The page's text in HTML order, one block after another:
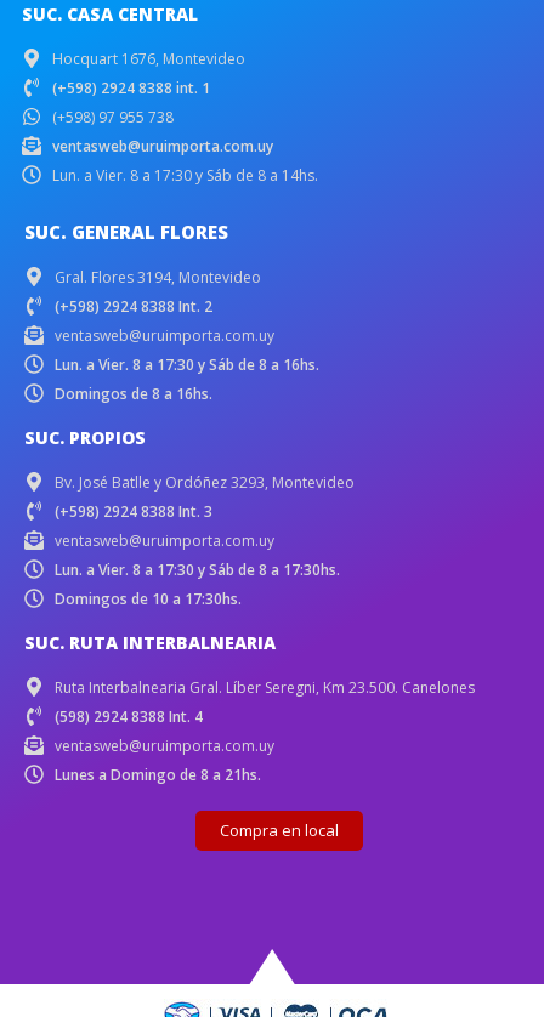
SUC. CASA CENTRAL
Hocquart 1676, Montevideo
(+598) 2924 8388 int. 1
(+598) 97 955 738
ventasweb@uruimporta.com.uy
Lun. a Vier. 8 a 17:30 y Sáb de 8 a 14hs.
SUC. GENERAL FLORES
Gral. Flores 3194, Montevideo
(+598) 2924 8388 Int. 2
ventasweb@uruimporta.com.uy
Lun. a Vier. 8 a 17:30 y Sáb de 8 a 16hs.
Domingos de 8 a 16hs.
SUC. PROPIOS
Bv. José Batlle y Ordóñez 3293, Montevideo
(+598) 2924 8388 Int. 3
ventasweb@uruimporta.com.uy
Lun. a Vier. 8 a 17:30 y Sáb de 8 a 17:30hs.
Domingos de 10 a 17:30hs.
SUC. RUTA INTERBALNEARIA
Ruta Interbalnearia Gral. Líber Seregni, Km 23.500. Canelones
(598) 2924 8388 Int. 4
ventasweb@uruimporta.com.uy
Lunes a Domingo de 8 a 21hs.
Compra en local